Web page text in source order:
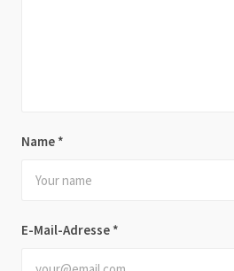
Name *
E-Mail-Adresse *